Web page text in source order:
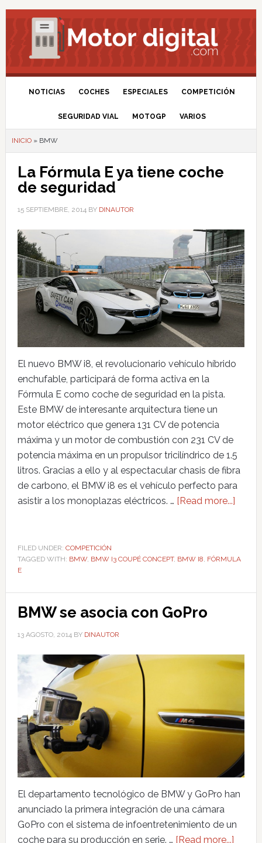
NOTICIAS COCHES ESPECIALES COMPETICIÓN
SEGURIDAD VIAL MOTOGP VARIOS
INICIO» BMW
La Fórmula E ya tiene coche
de seguridad
15 SEPTIEMBRE, 2014BY DINAUTOR
El nuevo BMW i8, el revolucionario vehículo híbrido
enchufable, participará de forma activa en la
Fórmula E como coche de seguridad en la pista.
Este BMW de interesante arquitectura tiene un
motor eléctrico que genera 131 CV de potencia
máxima y un motor de combustión con 231 CV de
potencia máxima en un propulsor tricilíndrico de 1.5
litros. Gracias a ello y al espectacular chasis de fibra
de carbono, el BMW i8 es el vehículo perfecto para
asistir a los monoplazas eléctricos. … [Read more...]
FILED UNDER: COMPETICIÓN
TAGGED WITH: BMW, BMW I3 COUPÉ CONCEPT, BMW I8, FÓRMULA
E
BMW se asocia con GoPro
13 AGOSTO, 2014BY DINAUTOR
El departamento tecnológico de BMW y GoPro han
anunciado la primera integración de una cámara
GoPro con el sistema de infoentretenimiento de un
coche para su producción en serie. … [Read more...]